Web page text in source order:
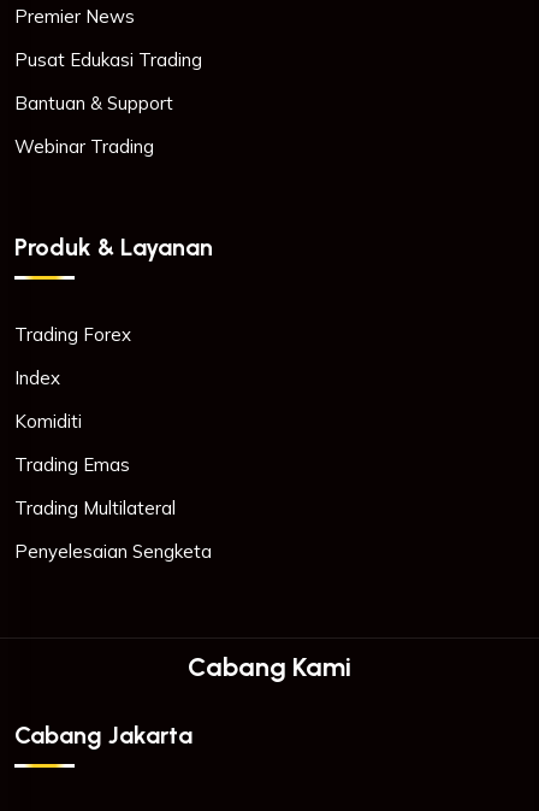
Premier News
Pusat Edukasi Trading
Bantuan & Support
Webinar Trading
Produk & Layanan
Trading Forex
Index
Komiditi
Trading Emas
Trading Multilateral
Penyelesaian Sengketa
Cabang Kami
Cabang Jakarta